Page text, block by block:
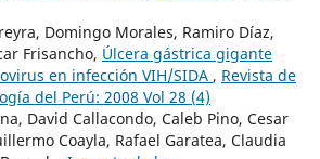
Domingo Morales, Ramiro Díaz,
Frisancho, Úlcera gástrica gigante
en infección VIH/SIDA , Revista de
del Perú: 2008 Vol 28 (4)
David Callacondo, Caleb Pino, Cesar
Coayla, Rafael Garatea, Claudia